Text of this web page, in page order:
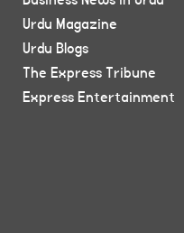
Urdu Magazine
Urdu Blogs
The Express Tribune
Express Entertainment